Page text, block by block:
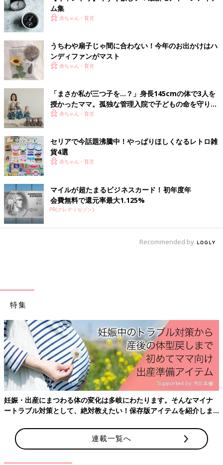
ム集
赤ちゃん・育児
うちわや扇子じゃ間に合わない！今年のお出かけはハ
ンディファンがマスト
赤ちゃん・育児
「まさか私が三つ子を…？」身長145cmの体で3人を
授かったママ。孤独な管理入院で子どもの命を守り抜
いた！【多胎インタビュー・前編】
赤ちゃん・育児
セリアで今話題沸騰中！やっぱりほしくなるレトロ雑
貨4選
赤ちゃん・育児
マイルが超たまるビジネスカード！初年度年
会費無料で還元率最大1.125%
PR(クレディセゾン)
Recommended by
特集
産後はお世話で大忙し、出産前にそろえておきたいアイテム、知っ
ておきたいことをわかりやすく紹介！
連載一覧へ